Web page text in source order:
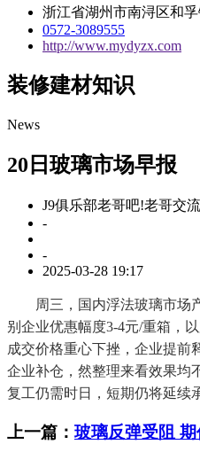
浙江省湖州市南浔区和
0572-3089555
http://www.mydyzx.com
装修建材知识
News
20日玻璃市场早报
J9俱乐部老哥吧!老哥交
-
-
2025-03-28 19:17
周三，国内浮法玻璃市场
别企业优惠幅度3-4元/重箱，
成交价格重心下挫，企业提前
企业补仓，然整理来看效果均
复工仍需时日，短期仍将延续
上一篇： 玻璃反弹受阻